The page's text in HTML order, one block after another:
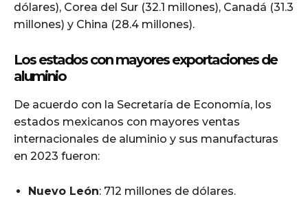
dólares), Corea del Sur (32.1 millones), Canadá (31.3
millones) y China (28.4 millones).
Los estados con mayores exportaciones de
aluminio
De acuerdo con la Secretaría de Economía, los
estados mexicanos con mayores ventas
internacionales de aluminio y sus manufacturas
en 2023 fueron:
Nuevo León: 712 millones de dólares.